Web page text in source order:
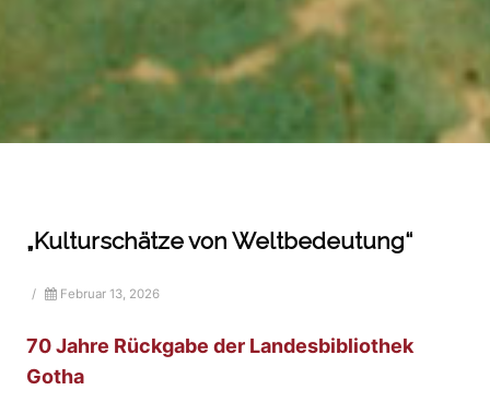
„Kulturschätze von Weltbedeutung“
/ Februar 13, 2026
70 Jahre Rückgabe der Landesbibliothek
Gotha